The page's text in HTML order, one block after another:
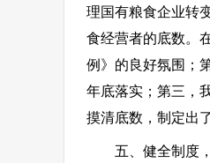
理国有粮食企业转
食经营者的底数。
例》的良好氛围；
年底落实；第三，
摸清底数，制定出
五、健全制度，